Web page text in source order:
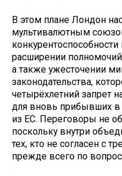
В этом плане Лондон
мультивалютным
расширении
а также ужесточении
законодательства,
четырёхлетний запрет
для вновь прибывших в
из ЕС. Переговоры не
поскольку внутри
тех, кто не согласен с
прежде всего по